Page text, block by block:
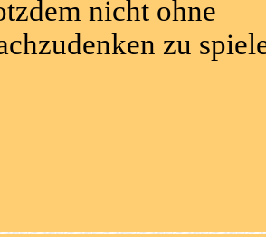
nicht ohne
zu